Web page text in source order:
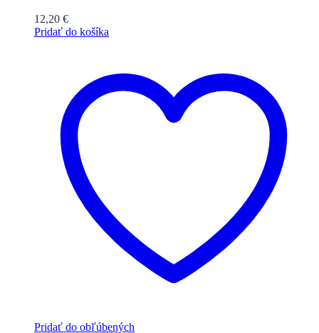
12,20 €
Pridať do košíka
Pridať do obľúbených